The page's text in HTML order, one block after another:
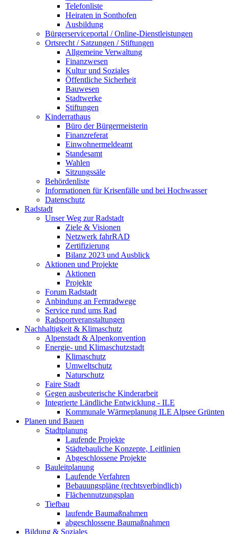
Telefonliste
Heiraten in Sonthofen
Ausbildung
Bürgerserviceportal / Online-Dienstleistungen
Ortsrecht / Satzungen / Stiftungen
Allgemeine Verwaltung
Finanzwesen
Kultur und Soziales
Öffentliche Sicherheit
Bauwesen
Stadtwerke
Stiftungen
Kinderrathaus
Büro der Bürgermeisterin
Finanzreferat
Einwohnermeldeamt
Standesamt
Wahlen
Sitzungssäle
Behördenliste
Informationen für Krisenfälle und bei Hochwasser
Datenschutz
Radstadt
Unser Weg zur Radstadt
Ziele & Visionen
Netzwerk fahrRAD
Zertifizierung
Bilanz 2023 und Ausblick
Aktionen und Projekte
Aktionen
Projekte
Forum Radstadt
Anbindung an Fernradwege
Service rund ums Rad
Radsportveranstaltungen
Nachhaltigkeit & Klimaschutz
Alpenstadt & Alpenkonvention
Energie- und Klimaschutzstadt
Klimaschutz
Umweltschutz
Naturschutz
Faire Stadt
Gegen ausbeuterische Kinderarbeit
Integrierte Ländliche Entwicklung - ILE
Kommunale Wärmeplanung ILE Alpsee Grünten
Planen und Bauen
Stadtplanung
Laufende Projekte
Städtebauliche Konzepte, Leitlinien
Abgeschlossene Projekte
Bauleitplanung
Laufende Verfahren
Bebauungspläne (rechtsverbindlich)
Flächennutzungsplan
Tiefbau
laufende Baumaßnahmen
abgeschlossene Baumaßnahmen
Bildung & Soziales